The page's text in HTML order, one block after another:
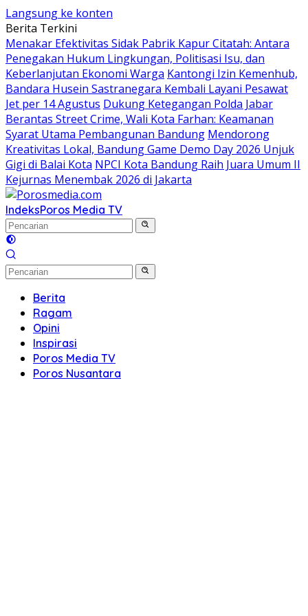
Langsung ke konten
Berita Terkini
Menakar Efektivitas Sidak Pabrik Kapur Citatah: Antara
Penegakan Hukum Lingkungan, Politisasi Isu, dan
Keberlanjutan Ekonomi Warga Kantongi Izin Kemenhub,
Bandara Husein Sastranegara Kembali Layani Pesawat
Jet per 14 Agustus Dukung Ketegangan Polda Jabar
Berantas Street Crime, Wali Kota Farhan: Keamanan
Syarat Utama Pembangunan Bandung Mendorong
Kreativitas Lokal, Bandung Game Demo Day 2026 Unjuk
Gigi di Balai Kota NPCI Kota Bandung Raih Juara Umum II
Kejurnas Menembak 2026 di Jakarta
IndeksPoros Media TV
Berita
Ragam
Opini
Inspirasi
Poros Media TV
Poros Nusantara